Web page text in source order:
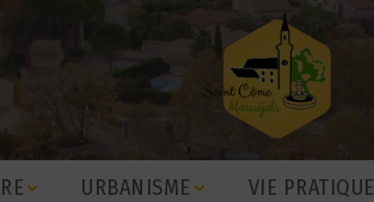
URBANISME VIE PRATIQUE